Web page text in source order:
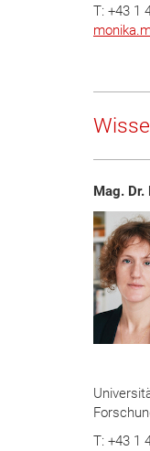
T: +43 1
Mag. Dr.
T: +43 1